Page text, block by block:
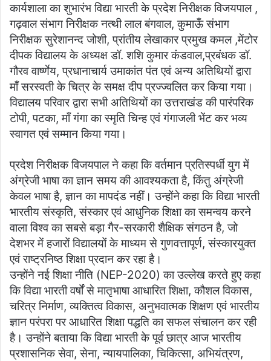
कार्यशाला का शुभारंभ विद्या भारती के प्रदेश निरीक्षक विजयपाल ,
गढ़वाल संभाग निरीक्षक नत्थी लाल बंगवाल, कुमाऊँ संभाग
निरीक्षक सुरेशानन्द जोशी, प्रांतीय लेखाकार प्रमुख कमल ,मेंटोर
दीपक विद्यालय के अध्यक्ष डॉ. शशि कुमार कंडवाल,प्रबंधक डॉ.
गौरव वार्ष्णेय, प्रधानाचार्य उमाकांत पंत एवं अन्य अतिथियों द्वारा
माँ सरस्वती के चित्र के समक्ष दीप प्रज्ज्वलित कर किया गया।
विद्यालय परिवार द्वारा सभी अतिथियों का उत्तराखंड की पारंपरिक
टोपी, पटका, माँ गंगा का स्मृति चिन्ह एवं गंगाजली भेंट कर भव्य
स्वागत एवं सम्मान किया गया।
प्रदेश निरीक्षक विजयपाल ने कहा कि वर्तमान प्रतिस्पर्धी युग में
अंग्रेजी भाषा का ज्ञान समय की आवश्यकता है, किंतु अंग्रेजी
केवल भाषा है, ज्ञान का मापदंड नहीं। उन्होंने कहा कि विद्या भारती
भारतीय संस्कृति, संस्कार एवं आधुनिक शिक्षा का समन्वय करने
वाला विश्व का सबसे बड़ा गैर-सरकारी शैक्षिक संगठन है, जो
देशभर में हजारों विद्यालयों के माध्यम से गुणवत्तापूर्ण, संस्कारयुक्त
एवं राष्ट्रनिष्ठ शिक्षा प्रदान कर रहा है।
उन्होंने नई शिक्षा नीति (NEP-2020) का उल्लेख करते हुए कहा
कि विद्या भारती वर्षों से मातृभाषा आधारित शिक्षा, कौशल विकास,
चरित्र निर्माण, व्यक्तित्व विकास, अनुभवात्मक शिक्षण एवं भारतीय
ज्ञान परंपरा पर आधारित शिक्षा पद्धति का सफल संचालन कर रही
है। उन्होंने बताया कि विद्या भारती के पूर्व छात्र आज भारतीय
प्रशासनिक सेवा, सेना, न्यायपालिका, चिकित्सा, अभियंत्रण,